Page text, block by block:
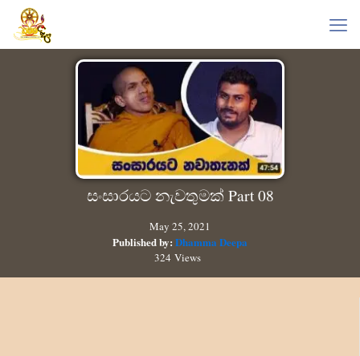
සංසාරයට නැවතුමක් Part 08
May 25, 2021
Published by: Dhamma Deepa
324 Views